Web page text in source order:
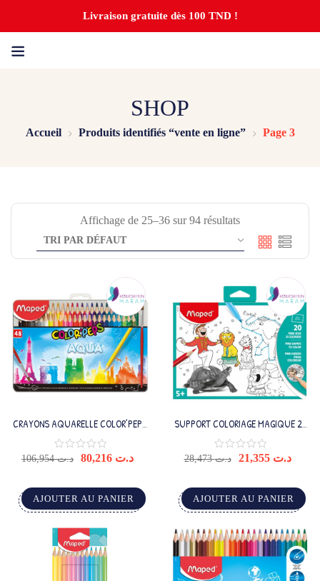
Livraison gratuite dès 100 TND !
SHOP
Accueil Produits identifiés “vente en ligne” Page 3
Affichage de 25–36 sur 94 résultats
CRAYONS AQUARELLE COLOR’PEPS
X48 BOITE METAL
د.ت106,954 د.ت
AJOUTER AU PANIER
SUPPORT COLORIAGE MAGIQUE 20
FEUILLES MANCHON EN CARTON
د.ت28,473 د.ت 21,355
AJOUTER AU PANIER